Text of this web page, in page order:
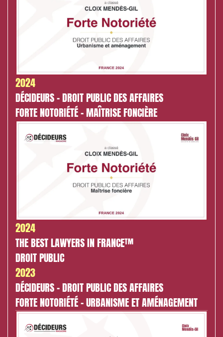
2024
DÉCIDEURS - DROIT PUBLIC DES AFFAIRES
FORTE NOTORIÉTÉ - MAÎTRISE FONCIÈRE
2024
THE BEST LAWYERS IN FRANCE™
DROIT PUBLIC
2023
DÉCIDEURS - DROIT PUBLIC DES AFFAIRES
FORTE NOTORIÉTÉ - URBANISME ET AMÉNAGEMENT
Relations commerciales et contrats
Associations et acteurs de l’économie sociale et
Media et édition
Immobilier et habitat
Entreprises du numérique